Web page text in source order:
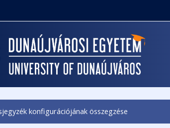
konfigurációjának összegzése